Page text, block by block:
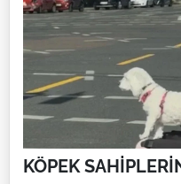
KÖPEK